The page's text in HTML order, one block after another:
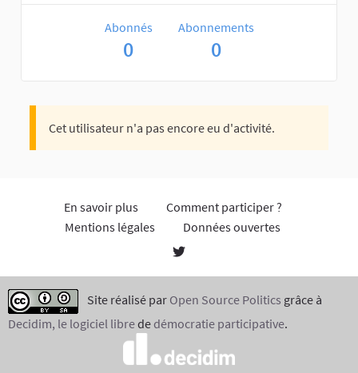
Abonnés
0
Abonnements
0
Cet utilisateur n'a pas encore eu d'activité.
En savoir plus
Comment participer ?
Mentions légales
Données ouvertes
Site réalisé par Open Source Politics grâce à
Decidim, le logiciel librededémocratie participative.